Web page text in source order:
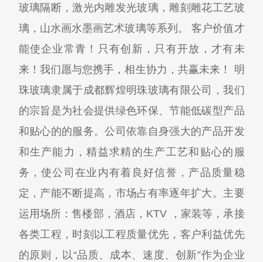
玻璃隔断，激光内雕发光玻璃，雕刻雕花工艺玻
璃，山水画水墨画艺术玻璃等系列。 客户价值才
能使企业常青！只有创新，只有开放，才有未
来！我们愿与您携手，相生协力，共赢未来！ 明
珠玻璃隶属于成都辉煌明珠玻璃有限公司，我们
的宗旨是为社会提供绿色环保、节能低碳型产品
和贴心的的服务。公司依靠自身强大的产品开发
和生产能力，精益求精的生产工艺和贴心的服
务，使公司在业内有着良好信誉，产品质量稳
定，产能不断提高，市场占有率逐年扩大。主要
运用场所：售楼部，酒店，KTV ，家装等，承接
各类工程，时刻以工程质量优先，客户利益优先
的原则，以“品质、成本、速度、创新”作为企业